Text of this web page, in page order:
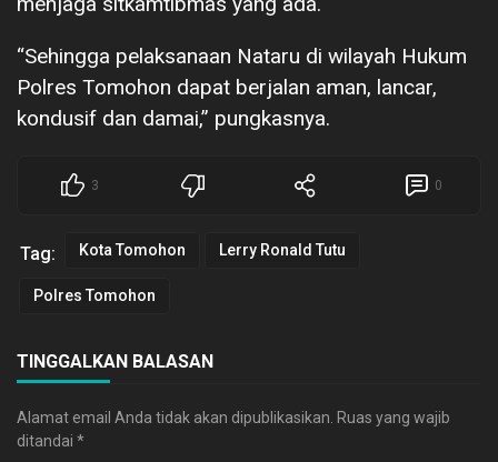
“Sehingga pelaksanaan Nataru di wilayah Hukum
Polres Tomohon dapat berjalan aman, lancar,
kondusif dan damai,” pungkasnya.
3 0
Tag: Kota Tomohon Lerry Ronald Tutu
Polres Tomohon
TINGGALKAN BALASAN
Alamat email Anda tidak akan dipublikasikan. Ruas yang wajib
ditandai *